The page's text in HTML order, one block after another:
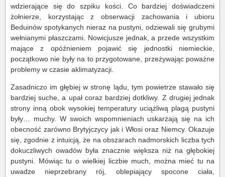
wdzierające się do szpiku kości. Co bardziej doświadczeni
żołnierze, korzystając z obserwacji zachowania i ubioru
Beduinów spotykanych nieraz na pustyni, odziewali się grubymi
wełnianymi płaszczami. Nowicjusze jednak, a przede wszystkim
mające z opóźnieniem pojawić się jednostki niemieckie,
początkowo nie były na to przygotowane, przeżywając poważne
problemy w czasie aklimatyzacji.
Zasadniczo im głębiej w stronę lądu, tym powietrze stawało się
bardziej suche, a upał coraz bardziej dotkliwy. Z drugiej jednak
strony inną obok wysokiej temperatury uciążliwą plagą pustyni
były… muchy. W swoich wspomnieniach uskarżają się na ich
obecność zarówno Brytyjczycy jak i Włosi oraz Niemcy. Okazuje
się, zgodnie z intuicją, że na obszarach nadmorskich liczba tych
dokuczliwych owadów była znacznie większa niż na głębokiej
pustyni. Mówiąc tu o wielkiej liczbie much, można mieć tu na
uwadze nieprzebrany rój, oblepiający spocone ciała,